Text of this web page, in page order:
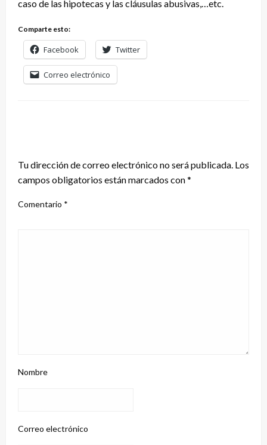
caso de las hipotecas y las cláusulas abusivas,…etc.
Comparte esto:
Facebook Twitter
Correo electrónico
Tu dirección de correo electrónico no será publicada. Los
campos obligatorios están marcados con*
Comentario *
Nombre
Correo electrónico